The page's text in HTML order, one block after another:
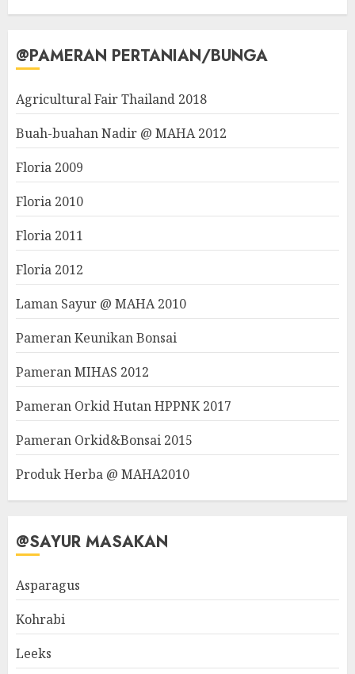
@PAMERAN PERTANIAN/BUNGA
Agricultural Fair Thailand 2018
Buah-buahan Nadir @ MAHA 2012
Floria 2009
Floria 2010
Floria 2011
Floria 2012
Laman Sayur @ MAHA 2010
Pameran Keunikan Bonsai
Pameran MIHAS 2012
Pameran Orkid Hutan HPPNK 2017
Pameran Orkid&Bonsai 2015
Produk Herba @ MAHA2010
@SAYUR MASAKAN
Asparagus
Kohrabi
Leeks